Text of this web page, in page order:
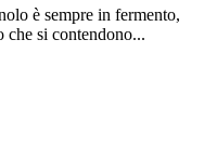
è sempre in fermento,
che si contendono...